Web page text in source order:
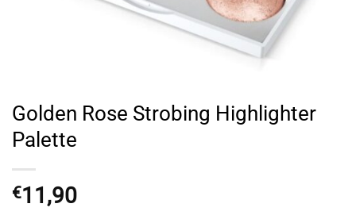
Golden Rose Strobing Highlighter
Palette
€11,90